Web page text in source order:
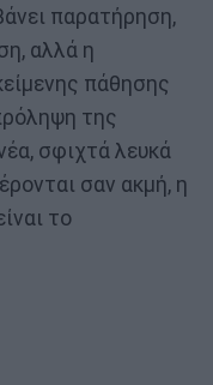
παρατήρηση,
αλλά η
πάθησης
της
σφιχτά λευκά
σαν ακμή, η
το